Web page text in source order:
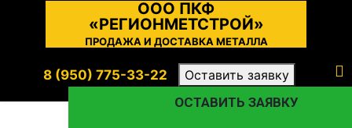
ООО ПКФ
«РЕГИОНМЕТСТРОЙ»
ПРОДАЖА И ДОСТАВКА МЕТАЛЛА
8 (950) 775-33-22
Оставить заявку
ОСТАВИТЬ ЗАЯВКУ